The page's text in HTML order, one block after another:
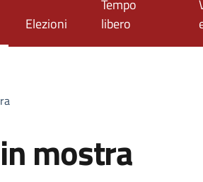
Elezioni
Tempo
libero
mostra